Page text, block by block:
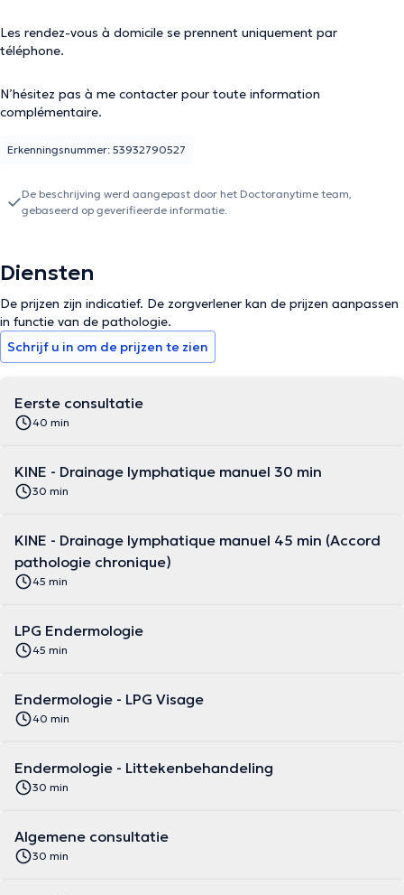
Les rendez-vous à domicile se prennent uniquement par
téléphone.
N’hésitez pas à me contacter pour toute information
complémentaire.
Erkenningsnummer: 53932790527
De beschrijving werd aangepast door het Doctoranytime team,
gebaseerd op geverifieerde informatie.
Diensten
De prijzen zijn indicatief. De zorgverlener kan de prijzen aanpassen
in functie van de pathologie.
Schrijf u in om de prijzen te zien
Eerste consultatie
40 min
KINE - Drainage lymphatique manuel 30 min
30 min
KINE - Drainage lymphatique manuel 45 min (Accord
pathologie chronique)
45 min
LPG Endermologie
45 min
Endermologie - LPG Visage
40 min
Endermologie - Littekenbehandeling
30 min
Algemene consultatie
30 min